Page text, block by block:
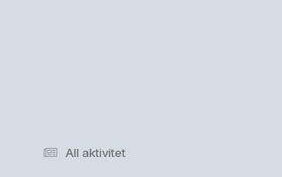
All aktivitet